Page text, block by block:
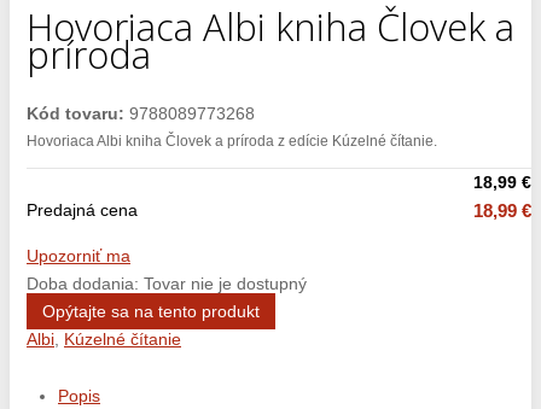
Hovoriaca Albi kniha Človek a
príroda
Kód tovaru: 9788089773268
Hovoriaca Albi kniha Človek a príroda z edície Kúzelné čítanie.
18,99 €
Predajná cena
18,99 €
Upozorniť ma
Doba dodania: Tovar nie je dostupný
Opýtajte sa na tento produkt
Albi Kúzelné čítanie
Popis